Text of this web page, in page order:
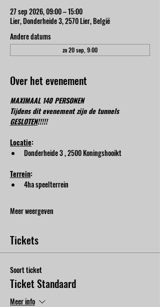
27 sep 2026, 09:00 – 15:00
Lier, Donderheide 3, 2570 Lier, België
Andere datums
zo 20 sep, 9:00
Over het evenement
MAXIMAAL 140 PERSONEN
Tijdens dit evenement zijn de tunnels
GESLOTEN!!!!!
Locatie:
Donderheide 3 , 2500 Koningshooikt
Terrein:
4ha speelterrein
Meer weergeven
Tickets
Soort ticket
Ticket Standaard
Meer info